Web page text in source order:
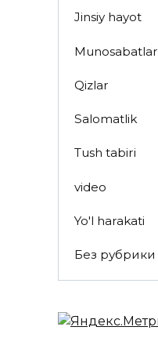
Jinsiy hayot
Munosabatlar
Qizlar
Salomatlik
Tush tabiri
video
Yo'l harakati
Без рубрики